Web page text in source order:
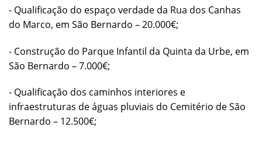
- Qualificação do espaço verdade da Rua dos Canhas
do Marco, em São Bernardo – 20.000€;
- Construção do Parque Infantil da Quinta da Urbe, em
São Bernardo – 7.000€;
- Qualificação dos caminhos interiores e
infraestruturas de águas pluviais do Cemitério de São
Bernardo – 12.500€;